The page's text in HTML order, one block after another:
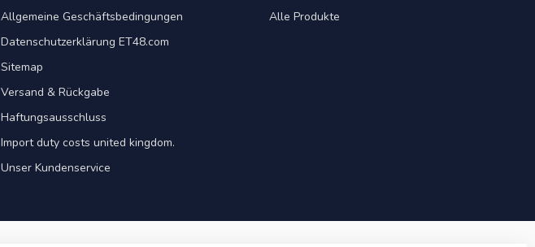
Allgemeine Geschäftsbedingungen
Datenschutzerklärung ET48.com
Sitemap
Versand & Rückgabe
Haftungsausschluss
Import duty costs united kingdom.
Unser Kundenservice
Alle Produkte